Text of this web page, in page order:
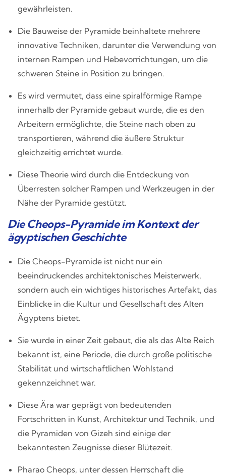
gewährleisten.
Die Bauweise der Pyramide beinhaltete mehrere
innovative Techniken, darunter die Verwendung von
internen Rampen und Hebevorrichtungen, um die
schweren Steine in Position zu bringen.
Es wird vermutet, dass eine spiralförmige Rampe
innerhalb der Pyramide gebaut wurde, die es den
Arbeitern ermöglichte, die Steine nach oben zu
transportieren, während die äußere Struktur
gleichzeitig errichtet wurde.
Diese Theorie wird durch die Entdeckung von
Überresten solcher Rampen und Werkzeugen in der
Nähe der Pyramide gestützt.
Die Cheops-Pyramide im Kontext der
ägyptischen Geschichte
Die Cheops-Pyramide ist nicht nur ein
beeindruckendes architektonisches Meisterwerk,
sondern auch ein wichtiges historisches Artefakt, das
Einblicke in die Kultur und Gesellschaft des Alten
Ägyptens bietet.
Sie wurde in einer Zeit gebaut, die als das Alte Reich
bekannt ist, eine Periode, die durch große politische
Stabilität und wirtschaftlichen Wohlstand
gekennzeichnet war.
Diese Ära war geprägt von bedeutenden
Fortschritten in Kunst, Architektur und Technik, und
die Pyramiden von Gizeh sind einige der
bekanntesten Zeugnisse dieser Blütezeit.
Pharao Cheops, unter dessen Herrschaft die